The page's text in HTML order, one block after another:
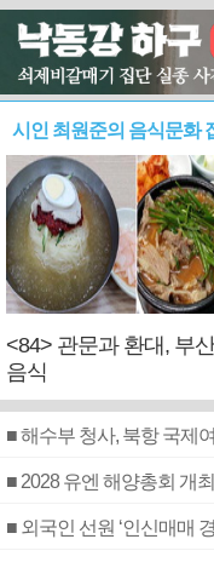
시인 최원준의 음식문화
<84> 관문과 환대, 부
음식
■ 해수부 청사, 북항 국제
■ 2028 유엔 해양총회 개
■ 외국인 선원 ‘인신매매